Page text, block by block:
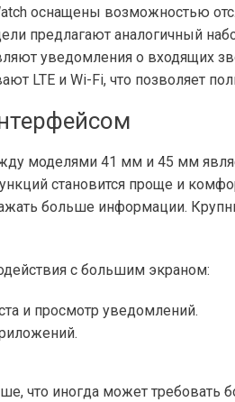
оснащены возможностью
предлагают аналогичный
уведомления о входящих
LTE и Wi-Fi, что позволяет
моделями 41 мм и 45 мм
становится проще и
больше информации.
с большим экраном:
и просмотр уведомлений.
что иногда может требовать